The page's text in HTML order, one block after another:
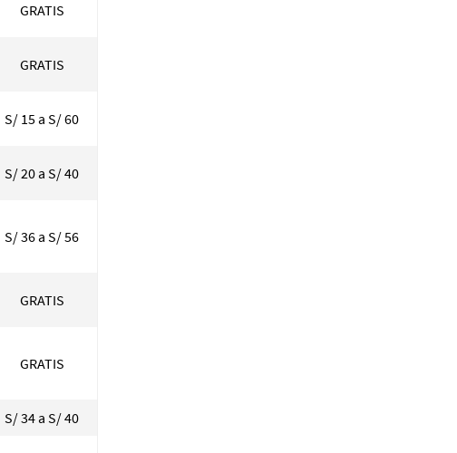
GRATIS
GRATIS
S/ 15 a S/ 60
S/ 20 a S/ 40
S/ 36 a S/ 56
GRATIS
GRATIS
S/ 34 a S/ 40